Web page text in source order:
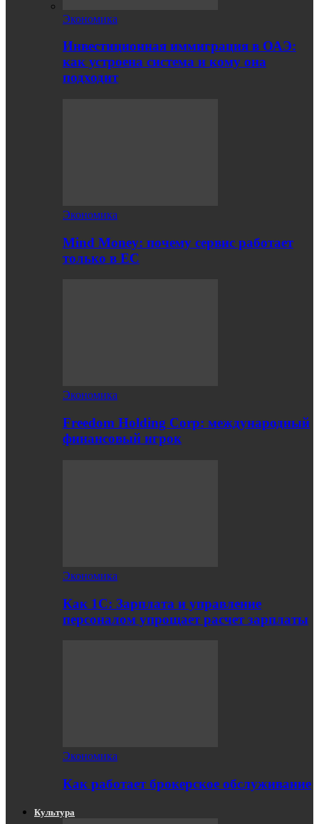
Экономика
Инвестиционная иммиграция в ОАЭ:
как устроена система и кому она
подходит
Экономика
Mind Money: почему сервис работает
только в ЕС
Экономика
Freedom Holding Corp: международный
финансовый игрок
Экономика
Как 1С: Зарплата и управление
персоналом упрощает расчет зарплаты
Экономика
Как работает брокерское обслуживание
Культура